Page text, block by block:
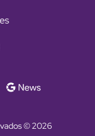
© 2026